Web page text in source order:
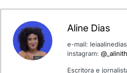
Aline Dias
e-mail:
instagram: @_alinith
Escritora e